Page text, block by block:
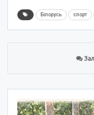
Білорусь спорт